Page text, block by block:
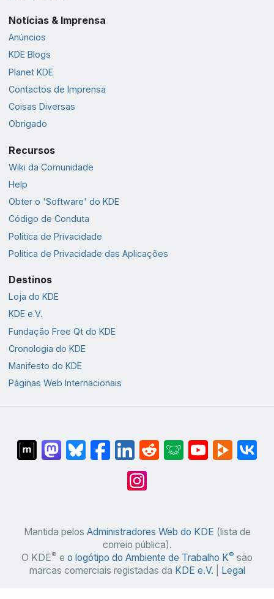
Notícias & Imprensa
Anúncios
KDE Blogs
Planet KDE
Contactos de Imprensa
Coisas Diversas
Obrigado
Recursos
Wiki da Comunidade
Help
Obter o 'Software' do KDE
Código de Conduta
Política de Privacidade
Política de Privacidade das Aplicações
Destinos
Loja do KDE
KDE e.V.
Fundação Free Qt do KDE
Cronologia do KDE
Manifesto do KDE
Páginas Web Internacionais
Mantida pelos Administradores Web do KDE (lista de
correio pública).
O KDE® e o logótipo do Ambiente de Trabalho K® são
marcas comerciais registadas da KDE e.V. Legal